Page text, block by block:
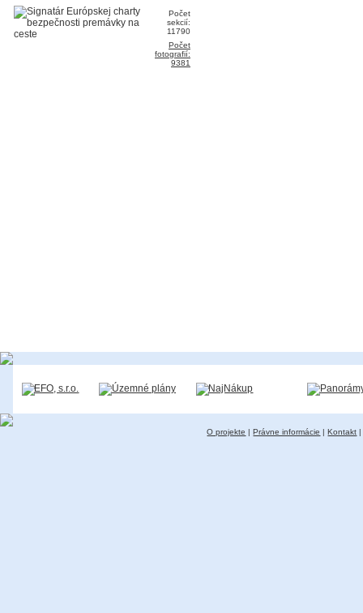
Počet
sekcií:
11790
Počet
fotografií:
9381
O projekte |Právne informácie |Kontakt